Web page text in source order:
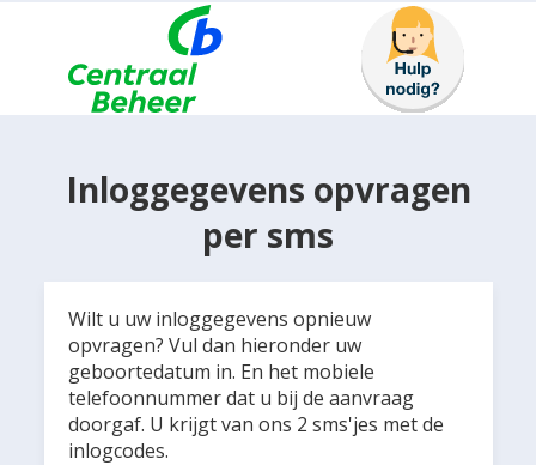
Inloggegevens opvragen
per sms
Wilt u uw inloggegevens opnieuw
opvragen? Vul dan hieronder uw
geboortedatum in. En het mobiele
telefoonnummer dat u bij de aanvraag
doorgaf. U krijgt van ons 2 sms'jes met de
inlogcodes.